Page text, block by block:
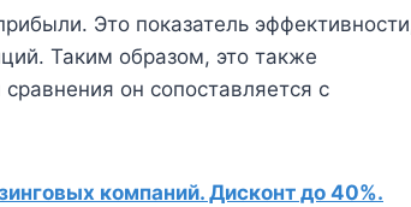
Это показатель
Таким образом, это также
он сопоставляется с
компаний. Дисконт до 40%.